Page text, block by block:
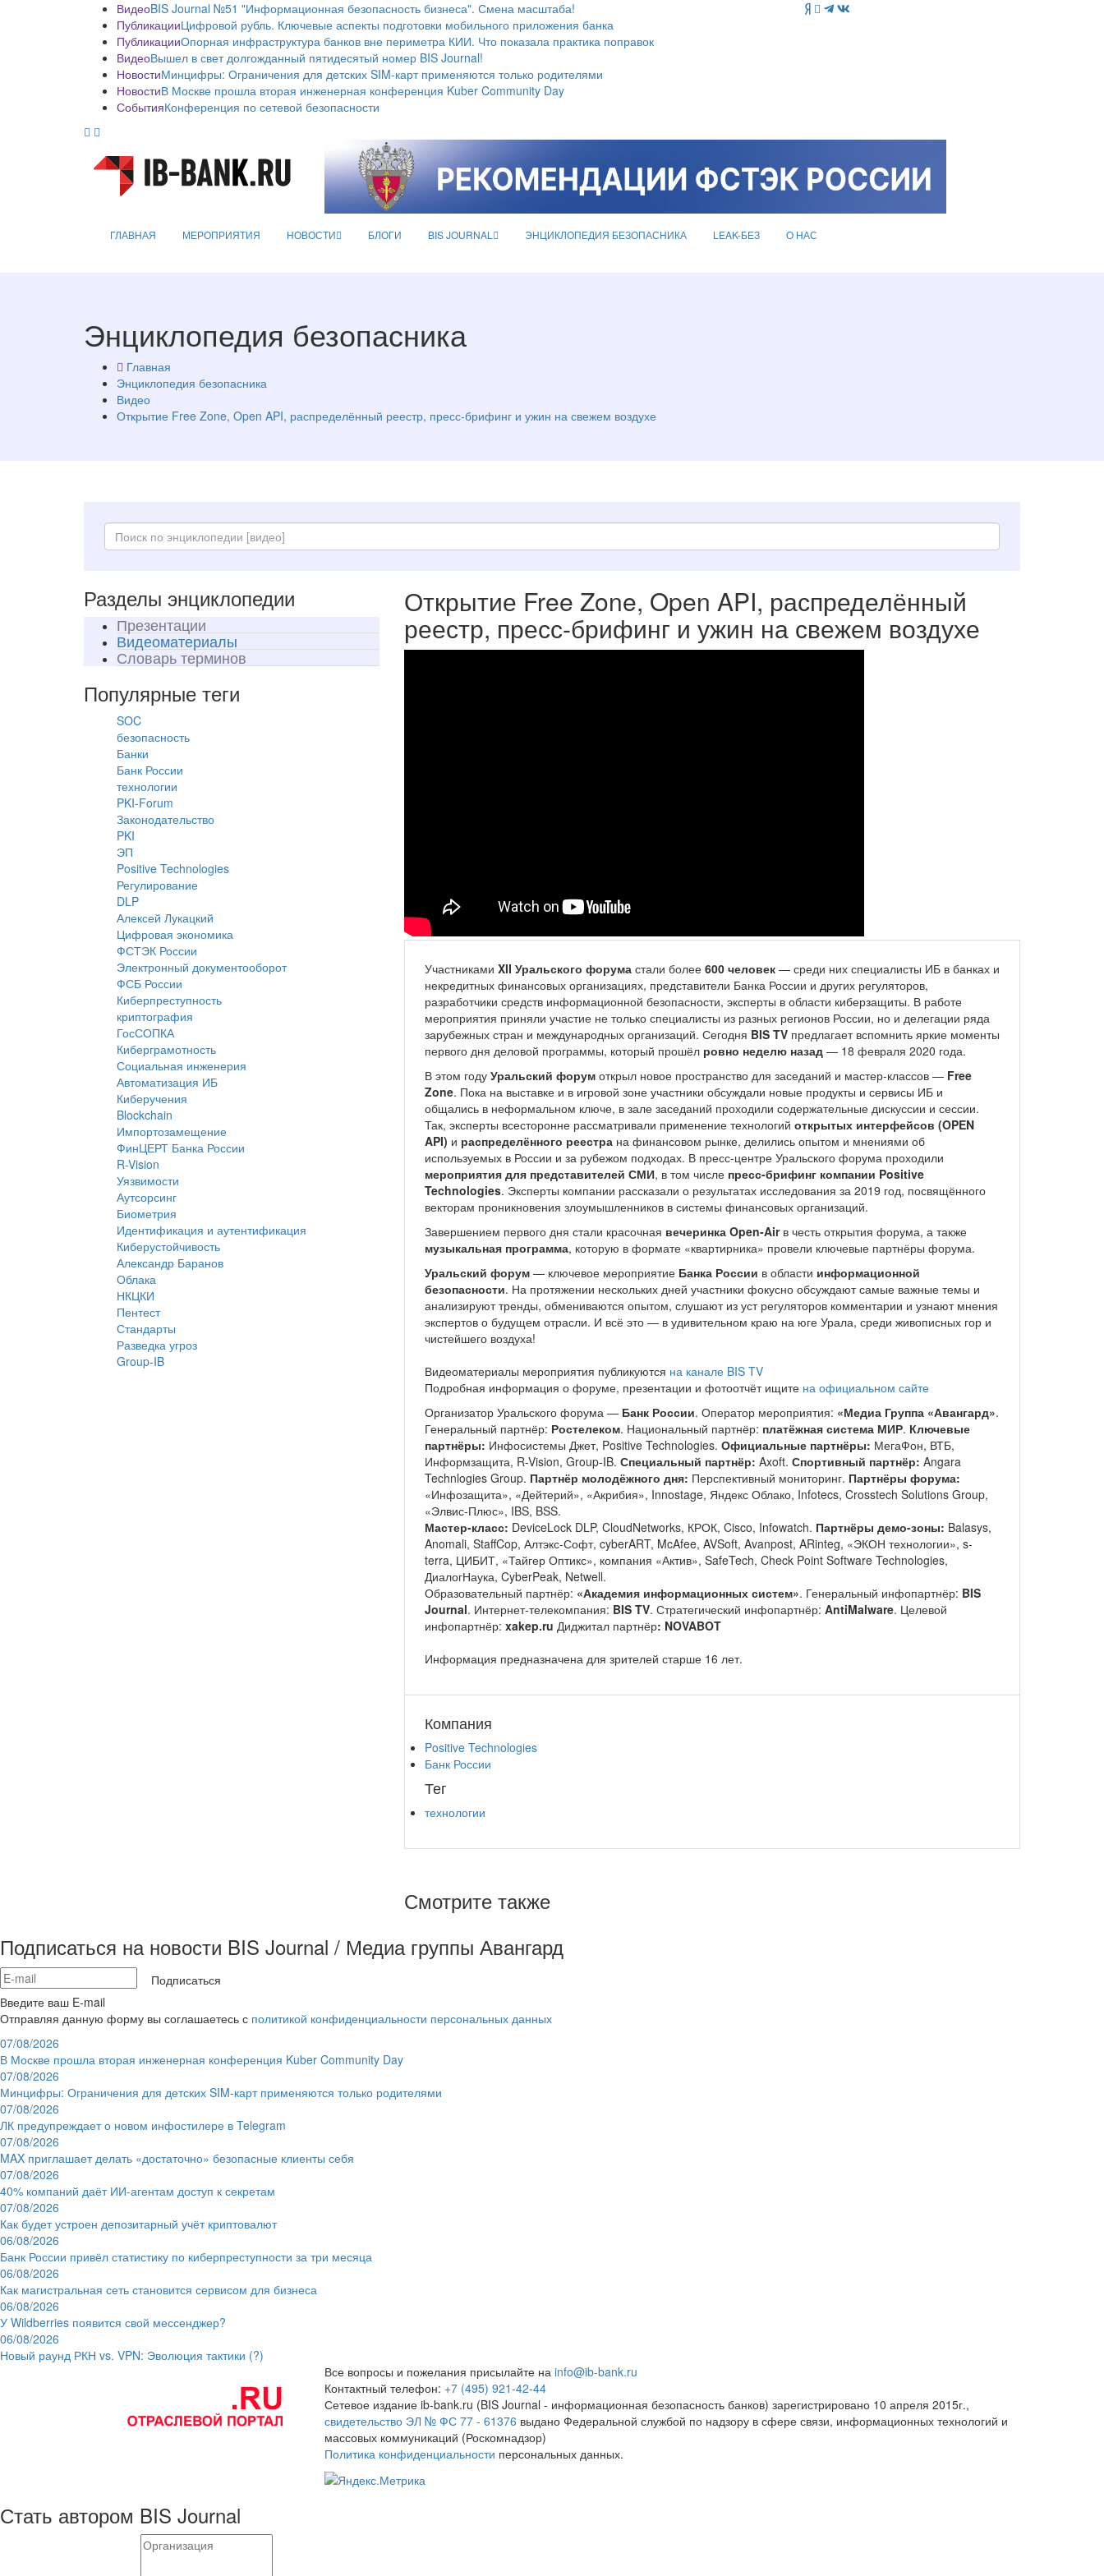
ВидеоBIS Journal №51 "Информационная безопасность бизнеса". Смена масштаба!
ПубликацииЦифровой рубль. Ключевые аспекты подготовки мобильного приложения банка
ПубликацииОпорная инфраструктура банков вне периметра КИИ. Что показала практика поправок
ВидеоВышел в свет долгожданный пятидесятый номер BIS Journal!
НовостиМинцифры: Ограничения для детских SIM-карт применяются только родителями
НовостиВ Москве прошла вторая инженерная конференция Kuber Community Day
СобытияКонференция по сетевой безопасности
ГЛАВНАЯ МЕРОПРИЯТИЯ НОВОСТИ БЛОГИ BIS JOURNAL ЭНЦИКЛОПЕДИЯ БЕЗОПАСНИКА LEAK-БЕЗ О НАС
Энциклопедия безопасника
Главная
Энциклопедия безопасника
Видео
Открытие Free Zone, Open API, распределённый реестр, пресс-брифинг и ужин на свежем воздухе
Разделы энциклопедии
Презентации
Видеоматериалы
Словарь терминов
Популярные теги
SOC
безопасность
Банки
Банк России
технологии
PKI-Forum
Законодательство
PKI
ЭП
Positive Technologies
Регулирование
DLP
Алексей Лукацкий
Цифровая экономика
ФСТЭК России
Электронный документооборот
ФСБ России
Киберпреступность
криптография
ГосСОПКА
Киберграмотность
Социальная инженерия
Автоматизация ИБ
Киберучения
Blockchain
Импортозамещение
ФинЦЕРТ Банка России
R-Vision
Уязвимости
Аутсорсинг
Биометрия
Идентификация и аутентификация
Киберустойчивость
Александр Баранов
Облака
НКЦКИ
Пентест
Стандарты
Разведка угроз
Group-IB
Открытие Free Zone, Open API, распределённый
реестр, пресс-брифинг и ужин на свежем воздухе
Участниками XII Уральского форума стали более 600 человек — среди них специалисты ИБ в банках и
некредитных финансовых организациях, представители Банка России и других регуляторов,
разработчики средств информационной безопасности, эксперты в области киберзащиты. В работе
мероприятия приняли участие не только специалисты из разных регионов России, но и делегации ряда
зарубежных стран и международных организаций. Сегодня BIS TV предлагает вспомнить яркие моменты
первого дня деловой программы, который прошёл ровно неделю назад — 18 февраля 2020 года.
В этом году Уральский форум открыл новое пространство для заседаний и мастер-классов — Free
Zone. Пока на выставке и в игровой зоне участники обсуждали новые продукты и сервисы ИБ и
общались в неформальном ключе, в зале заседаний проходили содержательные дискуссии и сессии.
Так, эксперты всесторонне рассматривали применение технологий открытых интерфейсов (OPEN
API) и распределённого реестра на финансовом рынке, делились опытом и мнениями об
используемых в России и за рубежом подходах. В пресс-центре Уральского форума проходили
мероприятия для представителей СМИ, в том числе пресс-брифинг компании Positive
Technologies. Эксперты компании рассказали о результатах исследования за 2019 год, посвящённого
векторам проникновения злоумышленников в системы финансовых организаций.
Завершением первого дня стали красочная вечеринка Open-Airв честь открытия форума, а также
музыкальная программа, которую в формате «квартирника» провели ключевые партнёры форума.
Уральский форум — ключевое мероприятие Банка России в области информационной
безопасности. На протяжении нескольких дней участники фокусно обсуждают самые важные темы и
анализируют тренды, обмениваются опытом, слушают из уст регуляторов комментарии и узнают мнения
экспертов о будущем отрасли. И всё это — в удивительном краю на юге Урала, среди живописных гор и
чистейшего воздуха!
Видеоматериалы мероприятия публикуются на канале BIS TV
Подробная информация о форуме, презентации и фотоотчёт ищите на официальном сайте
Организатор Уральского форума — Банк России. Оператор мероприятия: «Медиа Группа «Авангард».
Генеральный партнёр: Ростелеком. Национальный партнёр: платёжная система МИР. Ключевые
партнёры: Инфосистемы Джет, Positive Technologies. Официальные партнёры: МегаФон, ВТБ,
Информзащита, R-Vision, Group-IB. Специальный партнёр: Axoft. Спортивный партнёр: Angara
Technlogies Group. Партнёр молодёжного дня: Перспективный мониторинг. Партнёры форума:
«Инфозащита», «Дейтерий», «Акрибия», Innostage, Яндекс Облако, Infotecs, Crosstech Solutions Group,
«Элвис-Плюс», IBS, BSS.
Мастер-класс: DeviceLock DLP, CloudNetworks, КРОК, Cisco, Infowatch. Партнёры демо-зоны: Balasys,
Anomali, StaffCop, Алтэкс-Софт, cyberART, McAfee, AVSoft, Avanpost, ARinteg, «ЭКОН технологии», s-
terra, ЦИБИТ, «Тайгер Оптикс», компания «Актив», SafeTech, Check Point Software Technologies,
ДиалогНаука, CyberPeak, Netwell.
Образовательный партнёр: «Академия информационных систем». Генеральный инфопартнёр: BIS
Journal. Интернет-телекомпания: BIS TV. Стратегический инфопартнёр: AntiMalware. Целевой
инфопартнёр: xakep.ru Диджитал партнёр: NOVABOT
Информация предназначена для зрителей старше 16 лет.
Компания
Positive Technologies
Банк России
Тег
технологии
Смотрите также
Подписаться на новости BIS Journal / Медиа группы Авангард
Подписаться
Введите ваш E-mail
Отправляя данную форму вы соглашаетесь с политикой конфиденциальности персональных данных
07/08/2026
В Москве прошла вторая инженерная конференция Kuber Community Day
07/08/2026
Минцифры: Ограничения для детских SIM-карт применяются только родителями
07/08/2026
ЛК предупреждает о новом инфостилере в Telegram
07/08/2026
MAX приглашает делать «достаточно» безопасные клиенты себя
07/08/2026
40% компаний даёт ИИ‑агентам доступ к секретам
07/08/2026
Как будет устроен депозитарный учёт криптовалют
06/08/2026
Банк России привёл статистику по киберпреступности за три месяца
06/08/2026
Как магистральная сеть становится сервисом для бизнеса
06/08/2026
У Wildberries появится свой мессенджер?
06/08/2026
Новый раунд РКН vs. VPN: Эволюция тактики (?)
Все вопросы и пожелания присылайте на info@ib-bank.ru
Контактный телефон: +7 (495) 921-42-44
Сетевое издание ib-bank.ru (BIS Journal - информационная безопасность банков) зарегистрировано 10 апреля 2015г.,
свидетельство ЭЛ № ФС 77 - 61376 выдано Федеральной службой по надзору в сфере связи, информационных технологий и
массовых коммуникаций (Роскомнадзор)
Политика конфиденциальности персональных данных.
Стать автором BIS Journal